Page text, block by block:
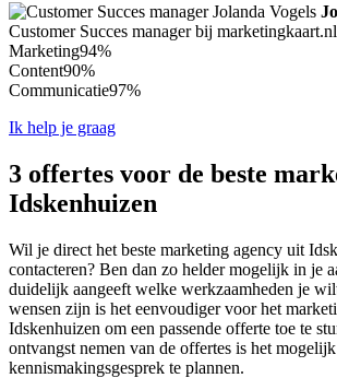
Customer Succes manager bij marketingkaart.nl
Marketing94%
Content90%
Communicatie97%
Ik help je graag
3 offertes voor de beste
Idskenhuizen
Wil je direct het beste marketing agency uit
contacteren? Ben dan zo helder mogelijk in je
duidelijk aangeeft welke werkzaamheden je
wensen zijn is het eenvoudiger voor het
Idskenhuizen om een passende offerte toe te
ontvangst nemen van de offertes is het
kennismakingsgesprek te plannen.